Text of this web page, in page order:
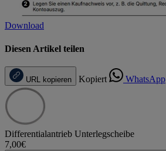
Download
Diesen Artikel teilen
URL kopieren Kopiert WhatsApp
Differentialantrieb Unterlegscheibe
7,00€